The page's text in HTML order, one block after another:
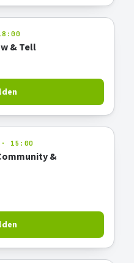
& Tell
15:00
&